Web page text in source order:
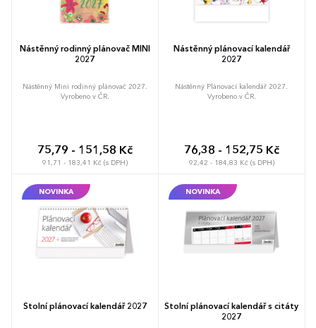
Nástěnný rodinný plánovač MINI
2027
Nástěnný Mini rodinný plánovač 2027.
Vyrobeno v ČR.
75,79 - 151,58 Kč
91,71 - 183,41 Kč (s DPH)
Nástěnný plánovací kalendář
2027
Nástěnný Plánovací kalendář 2027.
Vyrobeno v ČR.
76,38 - 152,75 Kč
92,42 - 184,83 Kč (s DPH)
NOVINKA
Stolní plánovací kalendář 2027
NOVINKA
Stolní plánovací kalendář s citáty
2027